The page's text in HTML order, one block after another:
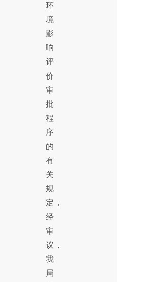
环
境
影
响
评
价
审
批
程
序
的
有
关
规
定，
经
审
议，
我
局